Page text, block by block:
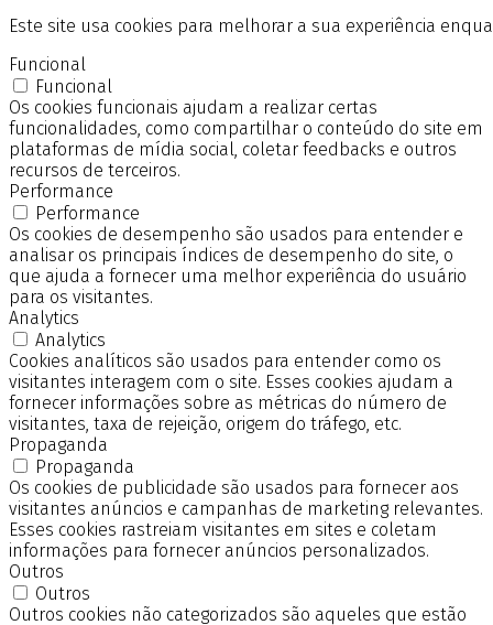
Este site usa cookies para melhorar a sua experiência
Funcional
Funcional
Os cookies funcionais ajudam a realizar certas
funcionalidades, como compartilhar o conteúdo do site em
plataformas de mídia social, coletar feedbacks e outros
recursos de terceiros.
Performance
Performance
Os cookies de desempenho são usados para entender e
analisar os principais índices de desempenho do site, o
que ajuda a fornecer uma melhor experiência do usuário
para os visitantes.
Analytics
Analytics
Cookies analíticos são usados para entender como os
visitantes interagem com o site. Esses cookies ajudam a
fornecer informações sobre as métricas do número de
visitantes, taxa de rejeição, origem do tráfego, etc.
Propaganda
Propaganda
Os cookies de publicidade são usados para fornecer aos
visitantes anúncios e campanhas de marketing relevantes.
Esses cookies rastreiam visitantes em sites e coletam
informações para fornecer anúncios personalizados.
Outros
Outros
Outros cookies não categorizados são aqueles que estão